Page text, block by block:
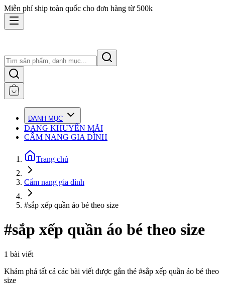
Miễn phí ship toàn quốc cho đơn hàng từ 500k
DANH MỤC
ĐANG KHUYẾN MÃI
CẨM NANG GIA ĐÌNH
Trang chủ
Cẩm nang gia đình
#sắp xếp quần áo bé theo size
#sắp xếp quần áo bé theo size
1 bài viết
Khám phá tất cả các bài viết được gắn thẻ #sắp xếp quần áo bé theo
size